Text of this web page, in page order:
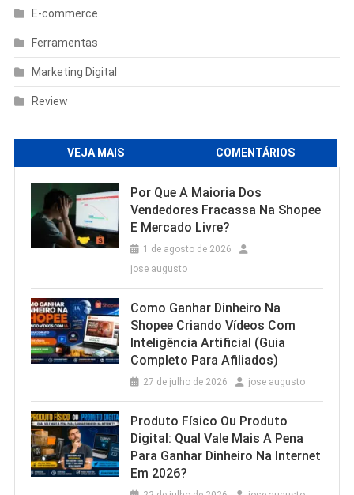
E-commerce
Ferramentas
Marketing Digital
Review
VEJA MAIS COMENTÁRIOS
Por Que A Maioria Dos
Vendedores Fracassa Na Shopee
E Mercado Livre?
1 de agosto de 2026
jose augusto
Como Ganhar Dinheiro Na
Shopee Criando Vídeos Com
Inteligência Artificial (Guia
Completo Para Afiliados)
27 de julho de 2026 jose augusto
Produto Físico Ou Produto
Digital: Qual Vale Mais A Pena
Para Ganhar Dinheiro Na Internet
Em 2026?